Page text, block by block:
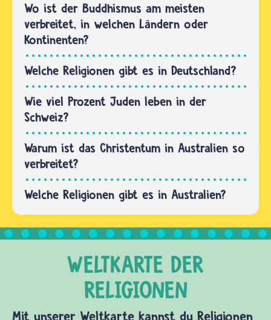
Wo ist der Buddhismus am meisten
verbreitet, in welchen Ländern oder
Kontinenten?
Welche Religionen gibt es in Deutschland?
Wie viel Prozent Juden leben in der
Schweiz?
Warum ist das Christentum in Australien so
verbreitet?
Welche Religionen gibt es in Australien?
Mit unserer Weltkarte kannst du Religionen